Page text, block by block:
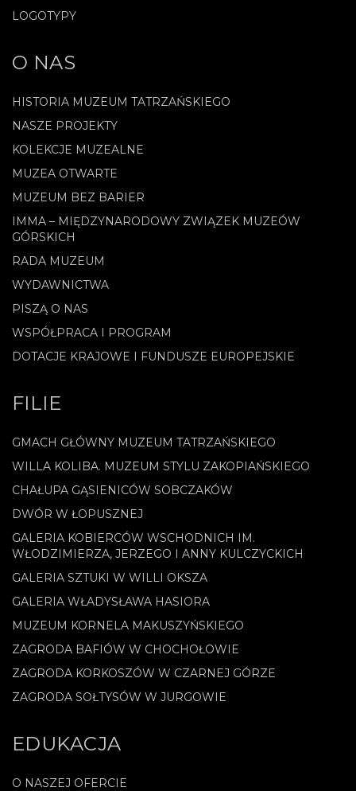
LOGOTYPY
O NAS
HISTORIA MUZEUM TATRZAŃSKIEGO
NASZE PROJEKTY
KOLEKCJE MUZEALNE
MUZEA OTWARTE
MUZEUM BEZ BARIER
IMMA – MIĘDZYNARODOWY ZWIĄZEK MUZEÓW
GÓRSKICH
RADA MUZEUM
WYDAWNICTWA
PISZĄ O NAS
WSPÓŁPRACA I PROGRAM
DOTACJE KRAJOWE I FUNDUSZE EUROPEJSKIE
FILIE
GMACH GŁÓWNY MUZEUM TATRZAŃSKIEGO
WILLA KOLIBA. MUZEUM STYLU ZAKOPIAŃSKIEGO
CHAŁUPA GĄSIENICÓW SOBCZAKÓW
DWÓR W ŁOPUSZNEJ
GALERIA KOBIERCÓW WSCHODNICH IM.
WŁODZIMIERZA, JERZEGO I ANNY KULCZYCKICH
GALERIA SZTUKI W WILLI OKSZA
GALERIA WŁADYSŁAWA HASIORA
MUZEUM KORNELA MAKUSZYŃSKIEGO
ZAGRODA BAFIÓW W CHOCHOŁOWIE
ZAGRODA KORKOSZÓW W CZARNEJ GÓRZE
ZAGRODA SOŁTYSÓW W JURGOWIE
EDUKACJA
O NASZEJ OFERCIE